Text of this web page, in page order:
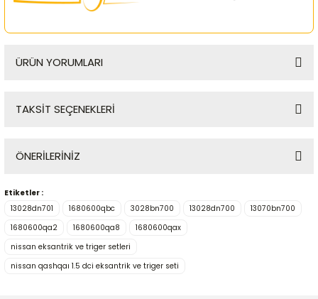
ÜRÜN YORUMLARI
TAKSİT SEÇENEKLERİ
ÖNERİLERİNİZ
Bu ürünün fiyat bilgisi, resim, ürün açıklamalarında ve diğer
konularda yetersiz gördüğünüz noktaları öneri formunu
kullanarak tarafımıza iletebilirsiniz.
Ürün resmi kalitesiz, bozuk veya görüntülenemiyor.
Etiketler :
13028dn701
1680600qbc 3028bn700 13028dn700
13070bn700
1680600qa2
1680600qa8
1680600qax
nissan eksantrik ve triger setleri
nissan qashqaı 1.5 dci eksantrik ve triger seti